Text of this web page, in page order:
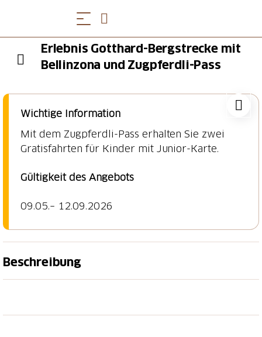
Erlebnis Gotthard-Bergstrecke mit
Bellinzona und Zugpferdli-Pass
Wichtige Information
Mit dem Zugpferdli-Pass erhalten Sie zwei
Gratisfahrten für Kinder mit Junior-Karte.
Gültigkeit des Angebots
09.05.– 12.09.2026
Beschreibung